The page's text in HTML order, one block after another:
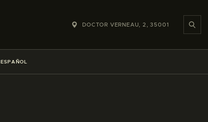
DOCTOR VERNEAU, 2, 35001
ESPAÑOL